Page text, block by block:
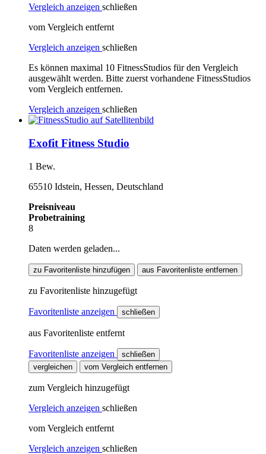
Vergleich anzeigen schließen
vom Vergleich entfernt
Vergleich anzeigen schließen
Es können maximal 10 FitnessStudios für den Vergleich
ausgewählt werden. Bitte zuerst vorhandene FitnessStudios
vom Vergleich entfernen.
Vergleich anzeigen schließen
Exofit Fitness Studio
1 Bew.
65510 Idstein, Hessen, Deutschland
Preisniveau
Probetraining
8
Daten werden geladen...
zu Favoritenliste hinzufügen aus Favoritenliste entfernen
zu Favoritenliste hinzugefügt
Favoritenliste anzeigen schließen
aus Favoritenliste entfernt
Favoritenliste anzeigen
schließen
vergleichen
vom Vergleich entfernen
zum Vergleich hinzugefügt
Vergleich anzeigen schließen
vom Vergleich entfernt
Vergleich anzeigen schließen